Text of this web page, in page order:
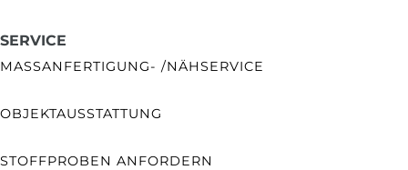
SERVICE
MASSANFERTIGUNG- /NÄHSERVICE
OBJEKTAUSSTATTUNG
STOFFPROBEN ANFORDERN